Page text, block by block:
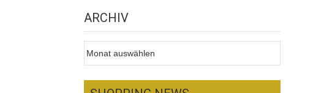
ARCHIV